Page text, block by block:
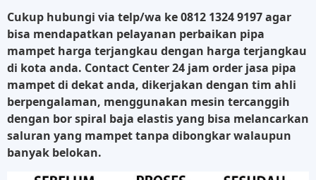
Cukup hubungi via telp/wa ke0812 1324 9197agar
bisa mendapatkan pelayanan perbaikan pipa
mampet harga terjangkau dengan harga terjangkau
di kota anda. Contact Center 24 jam order jasa pipa
mampet di dekat anda, dikerjakan dengan tim ahli
berpengalaman, menggunakan mesin tercanggih
dengan bor spiral baja elastis yang bisa melancarkan
saluran yang mampet tanpa dibongkar walaupun
banyak belokan.